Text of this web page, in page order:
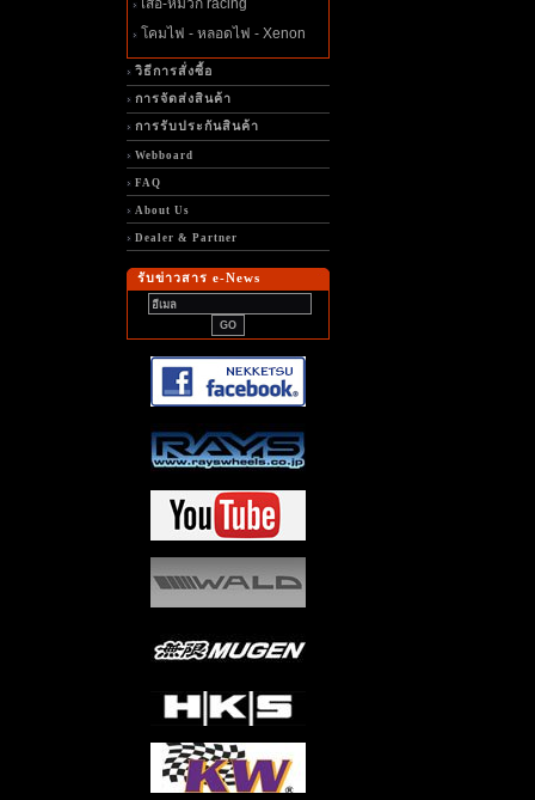
เสื้อ-หมวก racing
คมไฟ - หลอดไฟ - Xenon
วิธีการสั่งซื้อ
การจัดส่งสินค้า
การรับประกันสินค้า
Webboard
FAQ
About Us
Dealer & Partner
รับข่าวสาร e-News